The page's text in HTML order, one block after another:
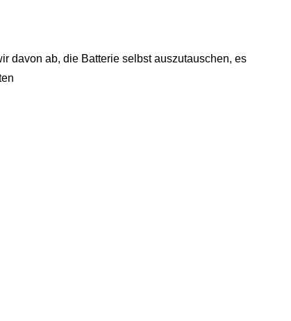
davon ab, die Batterie selbst auszutauschen, es